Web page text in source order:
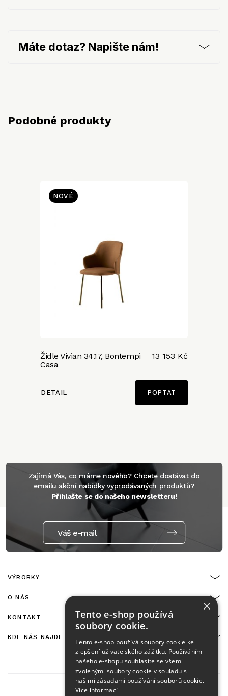
Máte dotaz? Napište nám!
Podobné produkty
NOVÉ
Židle Vivian 34.17, Bontempi
Casa
13 153 Kč
DETAIL POPTAT
Zajímá Vás, co máme nového? Chcete dostávat do
emailu akční nabídky vyprodávaných produktů?
Přihlašte se do našeho newsletteru!
Váš e-mail
VÝROBKY
O NÁS
KONTAKT
KDE NÁS NAJDETE
×
Tento e-shop používá
soubory cookie.
Tento e-shop používá soubory cookie ke
zlepšení uživatelského zážitku. Používáním
našeho e-shopu souhlasíte se všemi
zvolenými soubory cookie v souladu s
našimi zásadami používání souborů cookie.
Více informací